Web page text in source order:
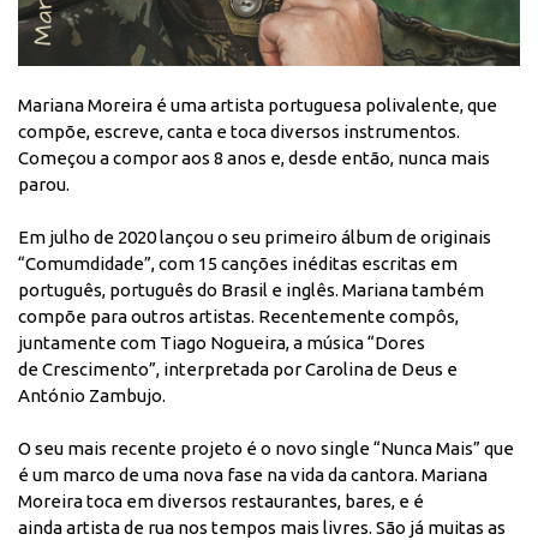
Mariana Moreira é uma artista portuguesa polivalente, que
compõe, escreve, canta e toca diversos instrumentos.
Começou a compor aos 8 anos e, desde então, nunca mais
parou.
Em julho de 2020 lançou o seu primeiro álbum de originais
“Comumdidade”, com 15 canções inéditas escritas em
português, português do Brasil e inglês. Mariana também
compõe para outros artistas. Recentemente compôs,
juntamente com Tiago Nogueira, a música “Dores
de Crescimento”, interpretada por Carolina de Deus e
António Zambujo.
O seu mais recente projeto é o novo single “Nunca Mais” que
é um marco de uma nova fase na vida da cantora. Mariana
Moreira toca em diversos restaurantes, bares, e é
ainda artista de rua nos tempos mais livres. São já muitas as